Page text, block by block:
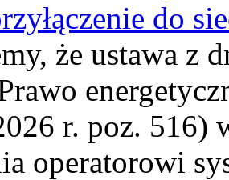
do
że ustawa z
r. poz. 516)
operatorowi